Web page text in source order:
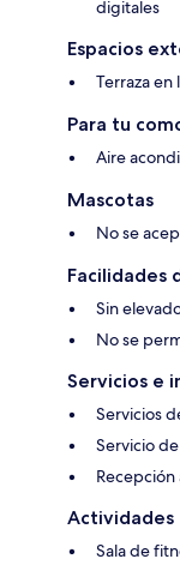
digitales
Espacios
Terraza en
Para tu
Aire
Mascotas
No se
Facilidades
Sin
No se
Servicios e
Servicios
Servicio
Recepción
Actividades
Sala de